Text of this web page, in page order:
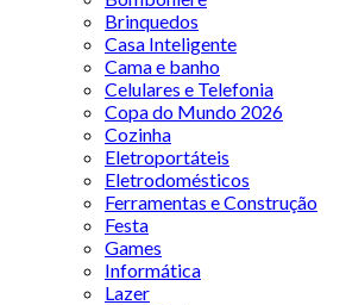
Brinquedos
Casa Inteligente
Cama e banho
Celulares e Telefonia
Copa do Mundo 2026
Cozinha
Eletroportáteis
Eletrodomésticos
Ferramentas e Construção
Festa
Games
Informática
Lazer